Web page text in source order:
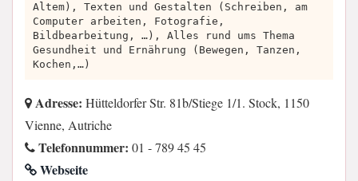
Altem), Texten und Gestalten (Schreiben, am
Computer arbeiten, Fotografie,
Bildbearbeitung, …), Alles rund ums Thema
Gesundheit und Ernährung (Bewegen, Tanzen,
Kochen,…)
Adresse: Hütteldorfer Str. 81b/Stiege 1/1. Stock, 1150
Vienne, Autriche
Telefonnummer: 01 - 789 45 45
Webseite